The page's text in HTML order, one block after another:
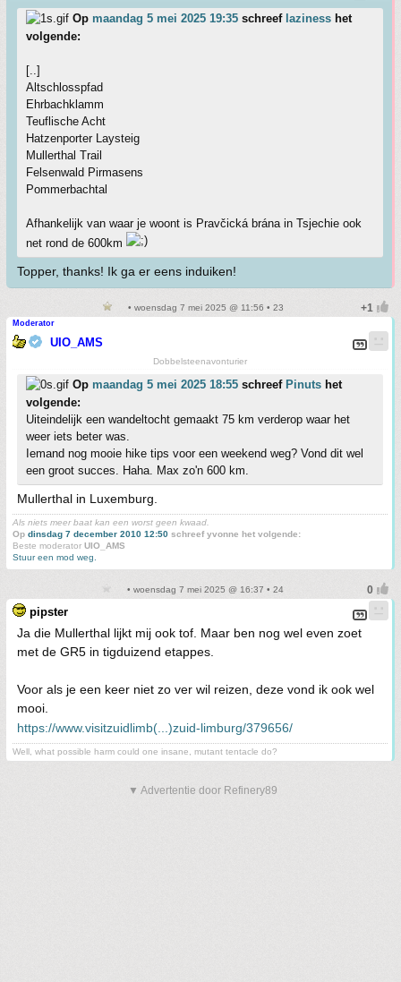
Op maandag 5 mei 2025 19:35 schreef laziness het
volgende:
[..]
Altschlosspfad
Ehrbachklamm
Teuflische Acht
Hatzenporter Laysteig
Mullerthal Trail
Felsenwald Pirmasens
Pommerbachtal
Afhankelijk van waar je woont is Pravčická brána in Tsjechie ook
net rond de 600km
Topper, thanks! Ik ga er eens induiken!
• woensdag 7 mei 2025 @ 11:56 • 23
Moderator
UIO_AMS
Dobbelsteenavonturier
Op maandag 5 mei 2025 18:55 schreef Pinuts het
volgende:
Uiteindelijk een wandeltocht gemaakt 75 km verderop waar het
weer iets beter was.
Iemand nog mooie hike tips voor een weekend weg? Vond dit wel
een groot succes. Haha. Max zo'n 600 km.
Mullerthal in Luxemburg.
Als niets meer baat kan een worst geen kwaad.
Op dinsdag 7 december 2010 12:50 schreef yvonne het volgende:
Beste moderator UIO_AMS
Stuur een mod weg.
• woensdag 7 mei 2025 @ 16:37 • 24
pipster
Ja die Mullerthal lijkt mij ook tof. Maar ben nog wel even zoet
met de GR5 in tigduizend etappes.
Voor als je een keer niet zo ver wil reizen, deze vond ik ook wel
mooi.
https://www.visitzuidlimb(...)zuid-limburg/379656/
Well, what possible harm could one insane, mutant tentacle do?
▼ Advertentie door Refinery89